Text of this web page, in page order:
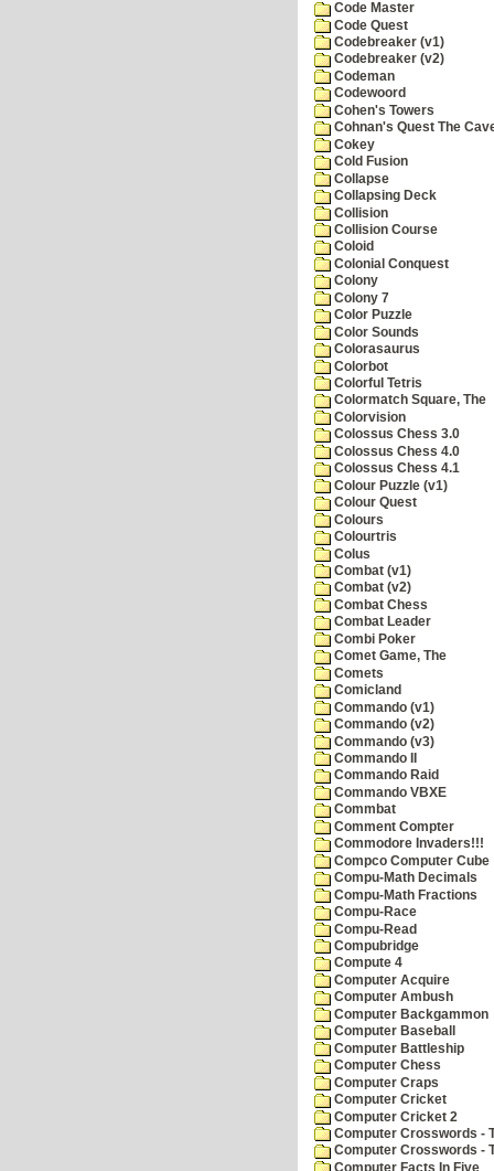
Code Master
Code Quest
Codebreaker (v1)
Codebreaker (v2)
Codeman
Codewoord
Cohen's Towers
Cohnan's Quest The
Cokey
Cold Fusion
Collapse
Collapsing Deck
Collision
Collision Course
Coloid
Colonial Conquest
Colony
Colony 7
Color Puzzle
Color Sounds
Colorasaurus
Colorbot
Colorful Tetris
Colormatch Square, The
Colorvision
Colossus Chess 3.0
Colossus Chess 4.0
Colossus Chess 4.1
Colour Puzzle (v1)
Colour Quest
Colours
Colourtris
Colus
Combat (v1)
Combat (v2)
Combat Chess
Combat Leader
Combi Poker
Comet Game, The
Comets
Comicland
Commando (v1)
Commando (v2)
Commando (v3)
Commando II
Commando Raid
Commando VBXE
Commbat
Comment Compter
Commodore Invaders!!!
Compco Computer Cube
Compu-Math Decimals
Compu-Math Fractions
Compu-Race
Compu-Read
Compubridge
Compute 4
Computer Acquire
Computer Ambush
Computer Backgammon
Computer Baseball
Computer Battleship
Computer Chess
Computer Craps
Computer Cricket
Computer Cricket 2
Computer Crosswords -
Computer Crosswords -
Computer Facts In Five